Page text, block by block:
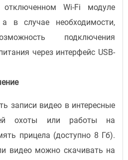
Wi-Fi модуле
в случае необходимости,
подключения
через интерфейс USB-
записи видео в интересные
охоты или работы на
прицела (доступно 8 Гб).
видео можно скачивать на